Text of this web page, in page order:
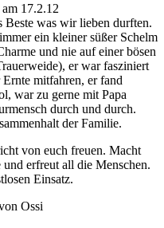
17.2.12
Beste was wir lieben durften.
ein kleiner süßer Schelm
und nie auf einer bösen
er war fasziniert
mitfahren, er fand
war zu gerne mit Papa
durch und durch.
der Familie.
von euch freuen. Macht
erfreut all die Menschen.
Einsatz.
Ossi